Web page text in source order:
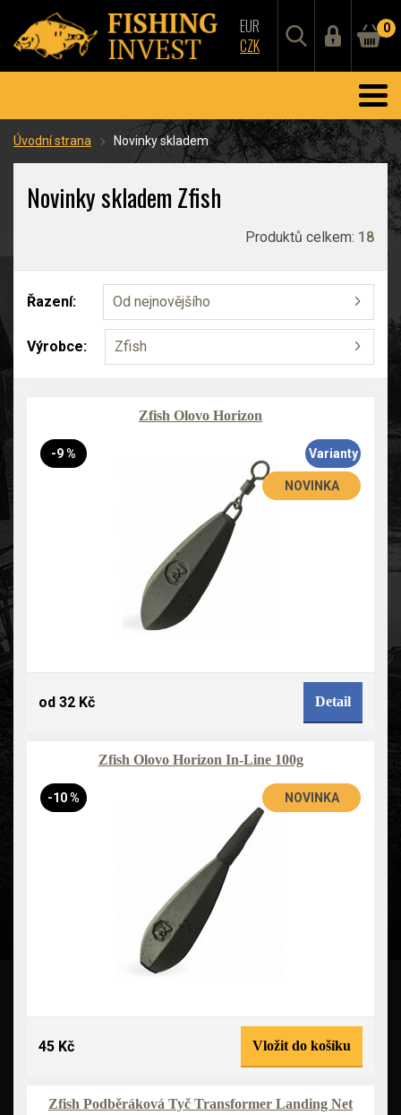
EUR
CZK
0
Úvodní strana Novinky skladem
Novinky skladem Zfish
Produktů celkem: 18
Řazení: Od nejnovějšího
Výrobce: Zfish
Zfish Olovo Horizon
-9 %
NOVINKA
Varianty
od 32 Kč Detail
Zfish Olovo Horizon In-Line 100g
-10 % NOVINKA
45 Kč Vložit do košíku
Zfish Podběráková Tyč Transformer Landing Net